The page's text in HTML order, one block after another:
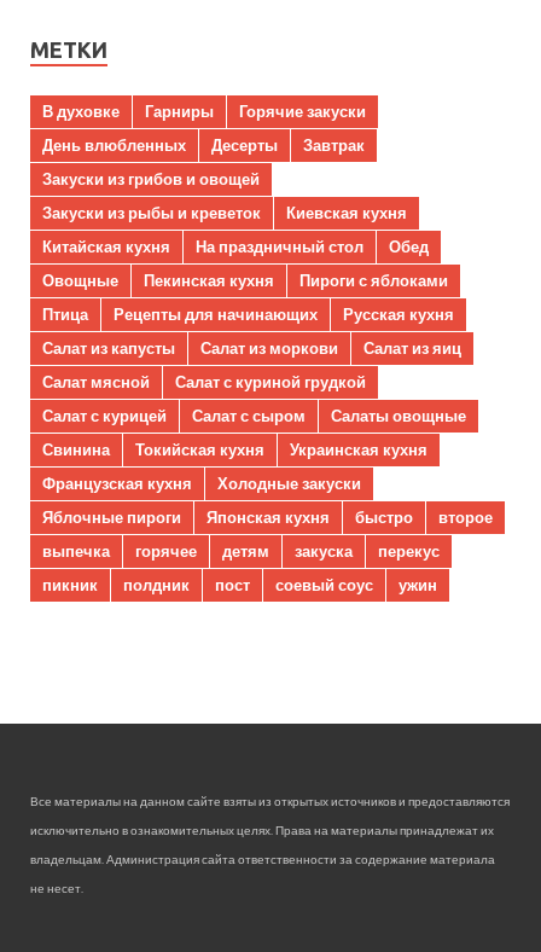
МЕТКИ
В духовке Гарниры
Горячие закуски
День влюбленных
Десерты
Завтрак
Закуски из грибов и овощей
Закуски из рыбы и креветок
Киевская кухня
Китайская кухня
На праздничный стол
Обед
Овощные
Пекинская кухня
Пироги с яблоками
Птица
Рецепты для начинающих
Русская кухня
Салат из капусты
Салат из моркови
Салат из яиц
Салат мясной
Салат с куриной грудкой
Салат с курицей
Салат с сыром
Салаты овощные
Свинина
Токийская кухня
Украинская кухня
Французская кухня
Холодные закуски
Яблочные пироги
Японская кухня быстро
второе
выпечка
горячее детям закуска
перекус
пикник
полдник пост соевый соус ужин
Все материалы на данном сайте взяты из открытых источников и предоставляются
исключительно в ознакомительных целях. Права на материалы принадлежат их
владельцам. Администрация сайта ответственности за содержание материала
не несет.